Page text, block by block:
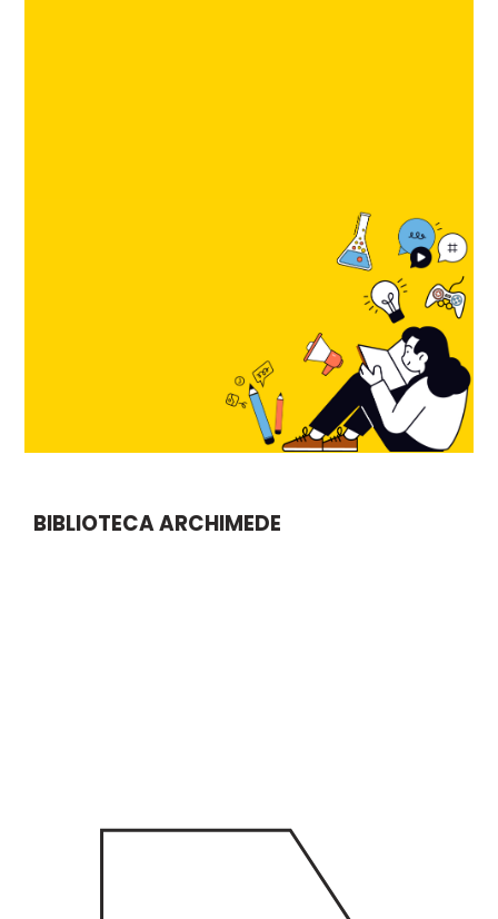
BIBLIOTECA ARCHIMEDE